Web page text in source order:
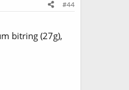
#44
bitring (27g),